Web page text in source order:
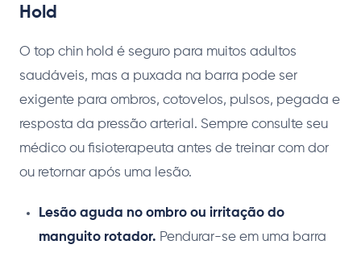
Hold
O top chin hold é seguro para muitos adultos
saudáveis, mas a puxada na barra pode ser
exigente para ombros, cotovelos, pulsos, pegada e
resposta da pressão arterial. Sempre consulte seu
médico ou fisioterapeuta antes de treinar com dor
ou retornar após uma lesão.
Lesão aguda no ombro ou irritação do
manguito rotador. Pendurar-se em uma barra